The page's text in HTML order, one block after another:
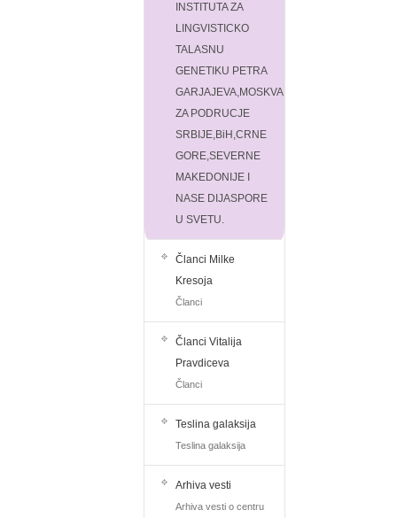
INSTITUTA ZA
LINGVISTICKO
TALASNU
GENETIKU PETRA
GARJAJEVA,MOSKVA
ZA PODRUCJE
SRBIJE,BiH,CRNE
GORE,SEVERNE
MAKEDONIJE I
NASE DIJASPORE
U SVETU.
Članci Milke
Kresoja
Članci
Članci Vitalija
Pravdiceva
Članci
Teslina galaksija
Teslina galaksija
Arhiva vesti
Arhiva vesti o centru